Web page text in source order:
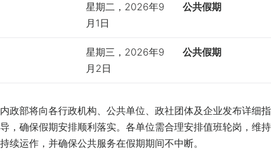
星期二，2026年9
月1日
公共假期
星期三，2026年9
月2日
公共假期
内政部将向各行政机构、公共单位、政社团体及企业发布详细指
导，确保假期安排顺利落实。各单位需合理安排值班轮岗，维持
持续运作，并确保公共服务在假期期间不中断。